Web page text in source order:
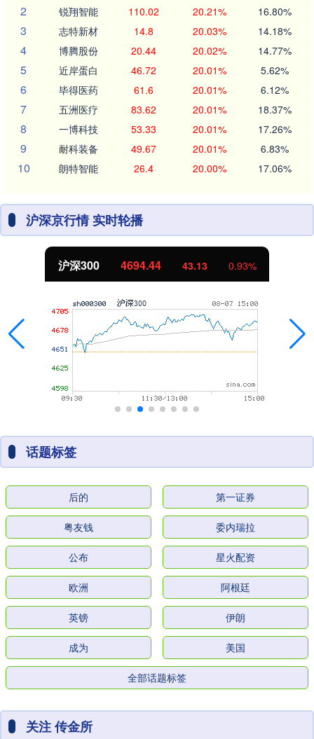
2 锐翔智能 110.02 20.21% 16.80%
3 志特新材 14.8 20.03% 14.18%
4 博腾股份 20.44 20.02% 14.77%
5 近岸蛋白 46.72 20.01% 5.62%
6 毕得医药 61.6 20.01% 6.12%
7 五洲医疗 83.62 20.01% 18.37%
8 一博科技 53.33 20.01% 17.26%
9 耐科装备 49.67 20.01% 6.83%
10 朗特智能 26.4 20.00% 17.06%
沪深京行情 实时轮播
沪深300 4694.44 43.13 0.93%
话题标签
后的 第一证券
粤友钱 委内瑞拉
公布 星火配资
欧洲 阿根廷
英镑 伊朗
成为 美国
全部话题标签
关注 传金所